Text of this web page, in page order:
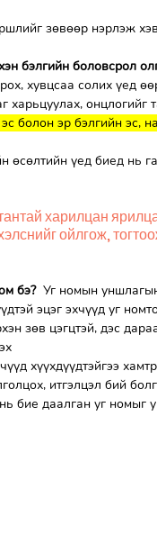
зөвөөр нэрлэж
бэлгийн боловсрол
хувцсаа солих үед
харьцуулах, онцлогийг
болон эр бэлгийн эс,
өсөлтийн үед биед нь
харилцан
ойлгож,
бэ? Уг номын уншлагын
эцэг эхчүүд уг
зөв цэгцтэй, дэс
хүүхдүүдтэйгээ
итгэлцэл бий
бие даалган уг номыг